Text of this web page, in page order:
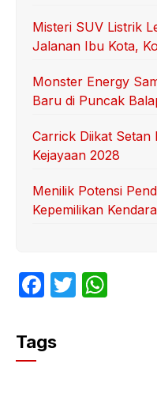
Misteri SUV Listrik
Jalanan Ibu Kota,
Monster Energy
Baru di Puncak
Carrick Diikat
Kejayaan 2028
Menilik Potensi
Kepemilikan
F
c
e
T
Tags